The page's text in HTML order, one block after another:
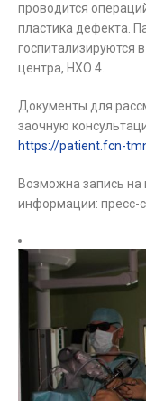
проводится
пластика дефекта.
госпитализируются
центра, НХО 4.
Документы для
заочную
https://patient.fcn-
Возможна запись на
информации: пресс-